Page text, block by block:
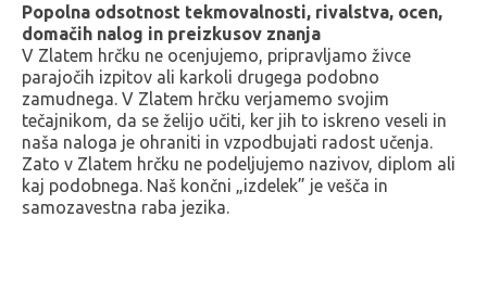
Popolna odsotnost tekmovalnosti, rivalstva, ocen,
domačih nalog in preizkusov znanja
V Zlatem hrčku ne ocenjujemo, pripravljamo živce
parajočih izpitov ali karkoli drugega podobno
zamudnega. V Zlatem hrčku verjamemo svojim
tečajnikom, da se želijo učiti, ker jih to iskreno veseli in
naša naloga je ohraniti in vzpodbujati radost učenja.
Zato v Zlatem hrčku ne podeljujemo nazivov, diplom ali
kaj podobnega. Naš končni „izdelek” je vešča in
samozavestna raba jezika.